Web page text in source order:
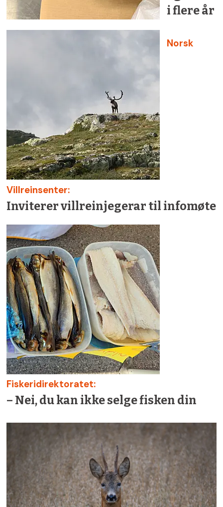
i flere år
Norsk
Villreinsenter:
Inviterer villreinjegerar til infomøte
Fiskeridirektoratet:
– Nei, du kan ikke selge fisken din